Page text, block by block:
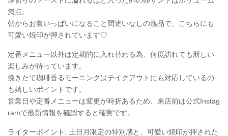
満点。
朝からお腹いっぱいになること間違いなしの逸品で、こちらにも
可愛い焼印が押されています♡
定番メニュー以外は定期的に入れ替わる為、何度訪れても新しい
楽しみが待っています。
挽きたて珈琲香るモーニングはテイクアウトにも対応しているの
も嬉しいポイントです。
営業日や定番メニューは変更が時折あるため、来店前は公式Instag
ramで最新情報を確認すると確実です。
ライターポイント: 土日月限定の特別感と、可愛い焼印が押された